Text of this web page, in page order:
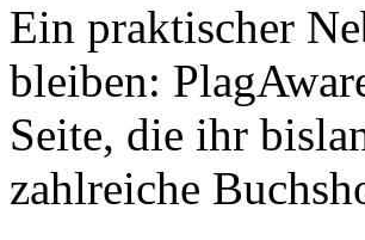
Ein praktischer
bleiben:
Seite, die ihr
zahlreiche